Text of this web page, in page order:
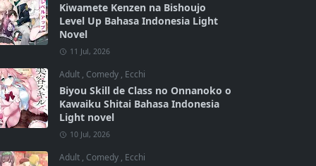
Kiwamete Kenzen na Bishoujo
Level Up Bahasa Indonesia Light
Novel
11 Jul, 2026
Adult , Comedy , Ecchi
Biyou Skill de Class no Onnanoko o
Kawaiku Shitai Bahasa Indonesia
Light novel
10 Jul, 2026
Adult , Comedy , Ecchi